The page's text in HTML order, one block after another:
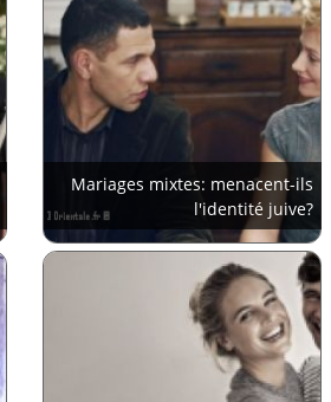
Mariages mixtes: menacent-ils
l'identité juive?